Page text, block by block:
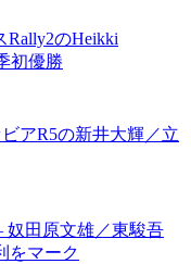
Rally2のHeikki
初優勝
アR5の新井大輝／立
奴田原文雄／東駿吾
をマーク